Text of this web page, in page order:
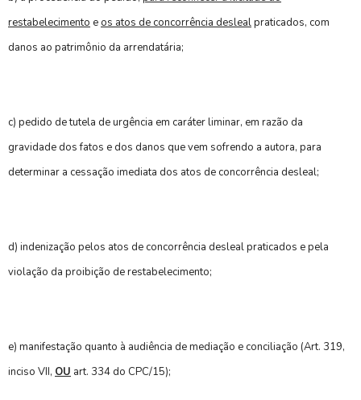
restabelecimento e os atos de concorrência deslealpraticados, com
danos ao patrimônio da arrendatária;
c) pedido de tutela de urgência em caráter liminar, em razão da
gravidade dos fatos e dos danos que vem sofrendo a autora, para
determinar a cessação imediata dos atos de concorrência desleal;
d) indenização pelos atos de concorrência desleal praticados e pela
violação da proibição de restabelecimento;
e) manifestação quanto à audiência de mediação e conciliação (Art. 319,
inciso VII, OU art. 334 do CPC/15);